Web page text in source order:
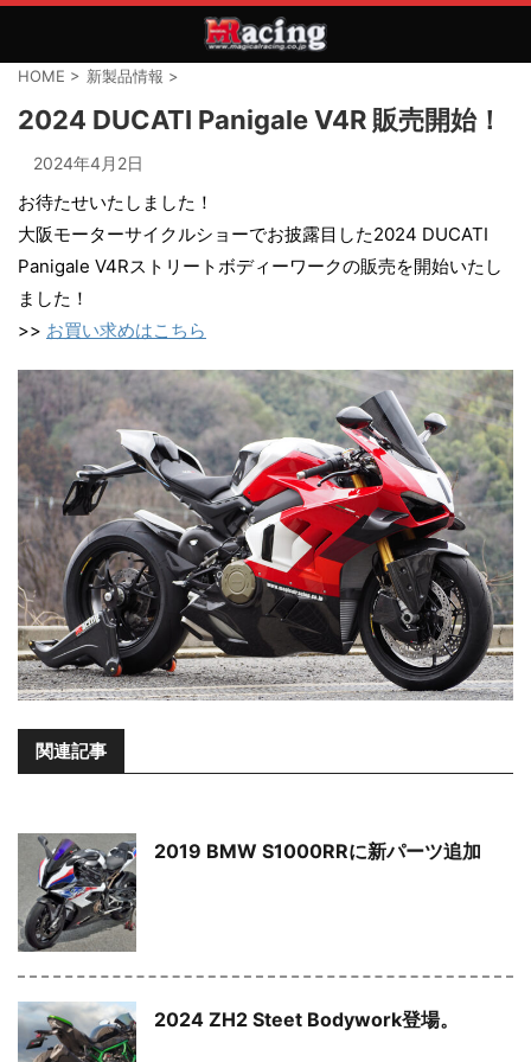
HOME > 新製品情報 >
2024 DUCATI Panigale V4R 販売開始！
2024年4月2日
お待たせいたしました！
大阪モーターサイクルショーでお披露目した2024 DUCATI
Panigale V4Rストリートボディーワークの販売を開始いたし
ました！
>> お買い求めはこちら
関連記事
2019 BMW S1000RRに新パーツ追加
2024 ZH2 Steet Bodywork登場。